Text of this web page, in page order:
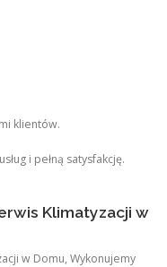
klientów.
i pełną satysfakcję.
Klimatyzacji w
w Domu, Wykonujemy